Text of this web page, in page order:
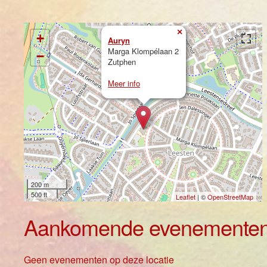
Auryn
Marga Klompélaan 2
Zutphen
Meer info
×
+
−
200 m
500 ft
Leaflet | ©OpenStreetMap
Aankomende
Geen evenementen op deze locatie